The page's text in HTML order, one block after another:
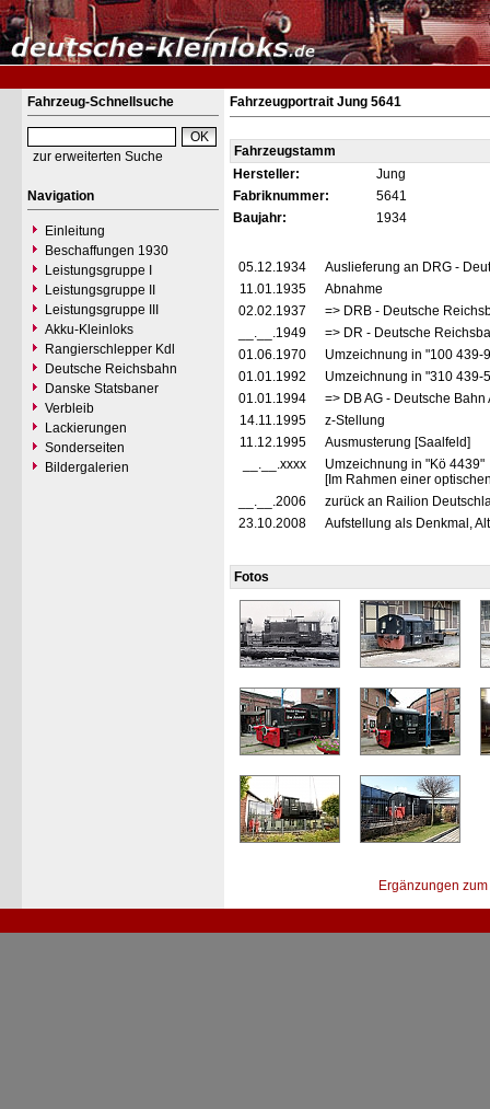
Fahrzeug-Schnellsuche
zur erweiterten Suche
Navigation
Einleitung
Beschaffungen 1930
Leistungsgruppe I
Leistungsgruppe II
Leistungsgruppe III
Akku-Kleinloks
Rangierschlepper Kdl
Deutsche Reichsbahn
Danske Statsbaner
Verbleib
Lackierungen
Sonderseiten
Bildergalerien
Fahrzeugportrait Jung 5641
Fahrzeugstamm
Hersteller:
Jung
Fabriknummer:
5641
Baujahr:
1934
05.12.1934
Auslieferung an DRG -
11.01.1935
Abnahme
02.02.1937
=> DRB - Deutsche
__.__.1949
=> DR - Deutsche
01.06.1970
Umzeichnung in "100 439-
01.01.1992
Umzeichnung in "310 439-
01.01.1994
=> DB AG - Deutsche
14.11.1995
z-Stellung
11.12.1995
Ausmusterung [Saalfeld]
__.__.xxxx
Umzeichnung in "Kö 4439"
[Im Rahmen einer
__.__.2006
zurück an Railion
23.10.2008
Aufstellung als Denkmal,
Fotos
Ergänzungen